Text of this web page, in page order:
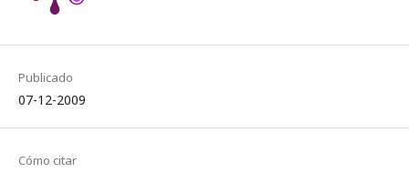
Publicado
07-12-2009
Cómo citar